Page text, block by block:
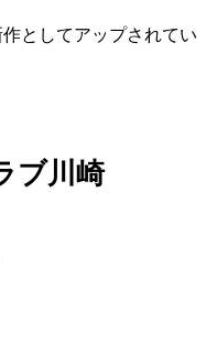
としてアップされてい
ブ川崎